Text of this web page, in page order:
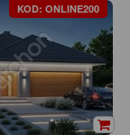
KOD: ONLINE200